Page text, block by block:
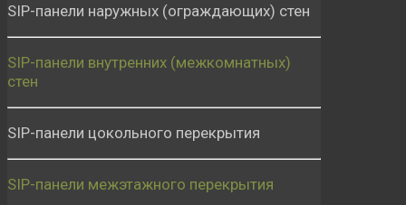
SIP-панели наружных (ограждающих) стен
SIP-панели внутренних (межкомнатных)
стен
SIP-панели цокольного перекрытия
SIP-панели межэтажного перекрытия